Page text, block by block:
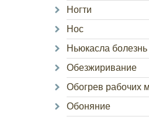
Ногти
Нос
Ньюкасла болезнь
Обезжиривание
Обогрев рабочих
Обоняние